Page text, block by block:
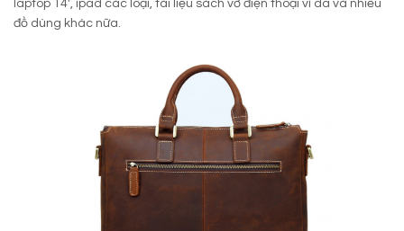
laptop 14′, ipad các loại, tài liệu sách vở điện thoại ví da và nhiều
đồ dùng khác nữa.